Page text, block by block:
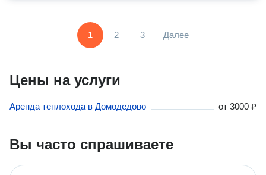
1 2 3 Далее
Цены на услуги
Аренда теплохода в Домодедово от 3000 ₽
Вы часто спрашиваете